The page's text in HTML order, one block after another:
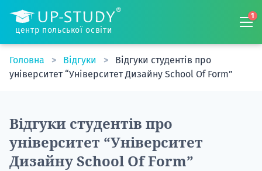
центр польської освіти
1
Головна Відгуки
Відгуки студентів про
університет “Університет Дизайну School Of Form”
Відгуки студентів про
університет “Університет
Дизайну School Of Form”